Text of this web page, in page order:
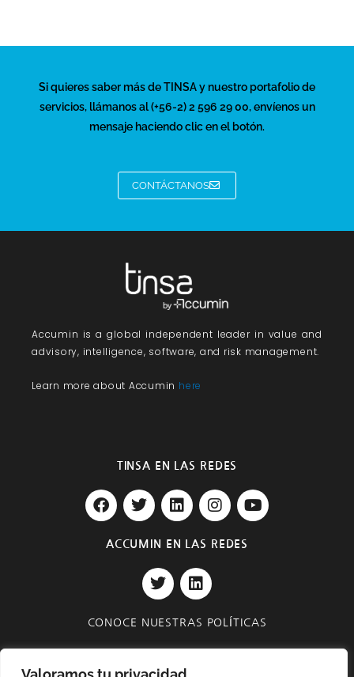
Si quieres saber más de TINSA y nuestro portafolio de
servicios, llámanos al (+56-2) 2 596 29 00, envíenos un
mensaje haciendo clic en el botón.
CONTÁCTANOS
Accumin is a global independent leader in value and
advisory, intelligence, software, and risk management.
Learn more about Accumin here
TINSA EN LAS REDES
F
a
e
T
w
t
e
r
L
i
k
d
I
n
t
m
Y
o
ACCUMIN EN LAS REDES
T
w
t
e
r
L
i
k
d
CONOCE NUESTRAS POLÍTICAS